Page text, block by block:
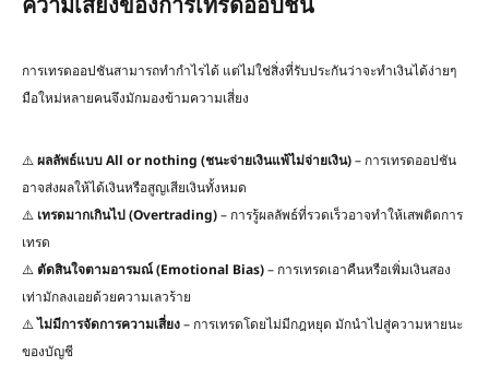
การเทรดออปชันสามารถทำกำไรได้ แต่ไม่ใช่สิ่งที่รับประกันว่าจะทำเงินได้ง่ายๆ
มือใหม่หลายคนจึงมักมองข้ามความเสี่ยง
⚠️ผลลัพธ์แบบAll or nothing (ชนะจ่ายเงินแพ้ไม่จ่ายเงิน)– การเทรดออปชัน
อาจส่งผลให้ได้เงินหรือสูญเสียเงินทั้งหมด
⚠️ เทรดมากเกินไป(Overtrading)– การรู้ผลลัพธ์ที่รวดเร็วอาจทำให้เสพติดการ
เทรด
⚠️ตัดสินใจตามอารมณ์(Emotional Bias)– การเทรดเอาคืนหรือเพิ่มเงินสอง
เท่ามักลงเอยด้วยความเลวร้าย
⚠️ไม่มีการจัดการความเสี่ยง– การเทรดโดยไม่มีกฎหยุด มักนำไปสู่ความหายนะ
ของบัญชี